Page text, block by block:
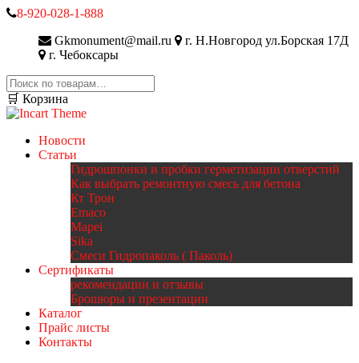
8-920-028-1-888
Gkmonument@mail.ru
г. Н.Новгород ул.Борская 17Д
г. Чебоксары
Искать:
🛒 Корзина
Новости
Статьи
Гидрошпонки и пробки герметизации отверстий
Как выбрать ремонтную смесь для бетона
Кт Трон
Emaco
Mapei
Sika
Смеси Гидропаколь ( Паколь)
Сертификаты
рекомендации и отзывы
Брошюры и презентации
Каталог
Прайс листы
Контакты